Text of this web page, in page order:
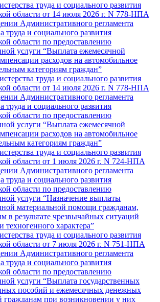
труда и социального развития
области от 14 июля 2026 г. N 778-НПА
Административного регламента
труда и социального развития
области по предоставлению
услуги “Выплата ежемесячной
расходов на автомобильное
категориям граждан”
труда и социального развития
области от 14 июля 2026 г. N 778-НПА
Административного регламента
труда и социального развития
области по предоставлению
услуги “Выплата ежемесячной
расходов на автомобильное
категориям граждан”
труда и социального развития
области от 1 июля 2026 г. N 724-НПА
Административного регламента
труда и социального развития
области по предоставлению
услуги “Назначение выплаты
материальной помощи гражданам,
в результате чрезвычайных ситуаций
техногенного характера”
труда и социального развития
области от 7 июля 2026 г. N 751-НПА
Административного регламента
труда и социального развития
области по предоставлению
услуги “Выплата государственных
пособий и ежемесячных денежных
гражданам при возникновении у них